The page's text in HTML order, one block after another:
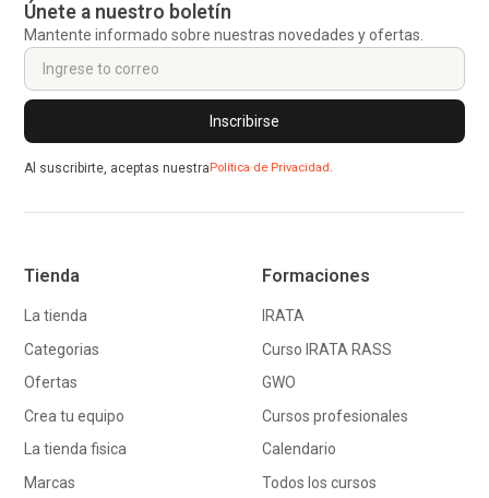
Únete a nuestro boletín
Mantente informado sobre nuestras novedades y ofertas.
Al suscribirte, aceptas nuestra Política de Privacidad.
Tienda
La tienda
Categorias
Ofertas
Crea tu equipo
La tienda fisica
Marcas
Formaciones
IRATA
Curso IRATA RASS
GWO
Cursos profesionales
Calendario
Todos los cursos